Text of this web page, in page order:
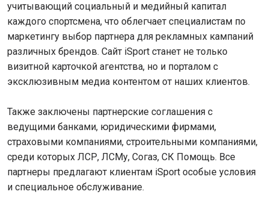
учитывающий социальный и медийный капитал
каждого спортсмена, что облегчает специалистам по
маркетингу выбор партнера для рекламных кампаний
различных брендов. Сайт iSport станет не только
визитной карточкой агентства, но и порталом с
эксклюзивным медиа контентом от наших клиентов.
Также заключены партнерские соглашения с
ведущими банками, юридическими фирмами,
страховыми компаниями, строительными компаниями,
среди которых ЛСР, ЛСМу, Согаз, СК Помощь. Все
партнеры предлагают клиентам iSport особые условия
и специальное обслуживание.